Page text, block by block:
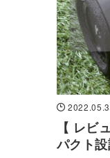
【 レビ
パクト